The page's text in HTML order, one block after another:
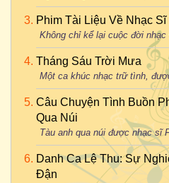
Phim Tài Liệu Về Nhạc Sĩ
Không chỉ kể lại cuộc đời nhạc
Tháng Sáu Trời Mưa
Một ca khúc nhạc trữ tình,
Câu Chuyện Tình Buồn
Qua Núi
Tàu anh qua núi được nhạc sĩ
Danh Ca Lệ Thu: Sự
Đận